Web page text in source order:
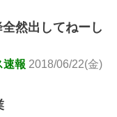
然出してねーし
速報 2018/06/22(金)